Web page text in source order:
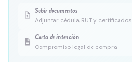
upload_file Subir documentos
Adjuntar cédula, RUT y certificados
description Carta de intención
Compromiso legal de compra